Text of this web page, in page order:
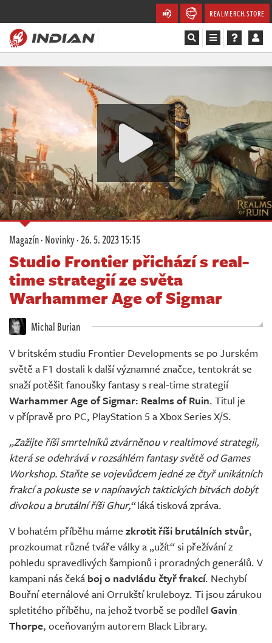
REALMERCH.STORE
Magazín
Recenze
Videa
Soutěže
Databáze
Komunita
Redakce
Živě
Magazín·Novinky·26. 5. 2023 15:15
Studio Frontier přichází s real-
time strategií ze světa
Warhammer Age of Sigmar
Michal Burian
V britském studiu Frontier Developments se po Jurském
světě a F1 dostali k další významné značce, tentokrát se
snaží potěšit fanoušky fantasy s real-time strategií
Warhammer Age of Sigmar: Realms of Ruin. Titul je
v přípravě pro PC, PlayStation 5 a Xbox Series X/S.
„Zažijte říši smrtelníků ztvárněnou v realtimové strategii,
která se odehrává v rozsáhlém fantasy světě od Games
Workshop. Staňte se vojevůdcem jedné ze čtyř unikátních
frakcí a pokuste se v napínavých taktických bitvách dobýt
divokou a brutální říši Ghur,“láká tisková zpráva.
V bohatém příběhu máme zkrotit říši brutálních stvůr,
prozkoumat různé tváře války a „užít“ si přežívání z
pohledu spravedlivých šampionů i proradných generálů. V
kampani nás čeká boj o nadvládu čtyř frakcí. Nechybí
Bouřní eternálové ani Orrukští kruleboyz. Ti jsou zárukou
spletitého příběhu, na jehož tvorbě se podílel Gavin
Thorpe, oceňovaným autorem Black Library.